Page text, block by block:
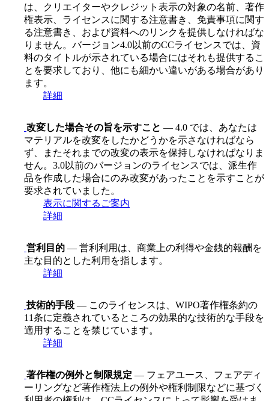
は、クリエイターやクレジット表示の対象の名前、著作
権表示、ライセンスに関する注意書き、免責事項に関す
る注意書き、および資料へのリンクを提供しなければな
りません。バージョン4.0以前のCCライセンスでは、資
料のタイトルが示されている場合にはそれも提供するこ
とを要求しており、他にも細かい違いがある場合があり
ます。
詳細
改変した場合その旨を示すこと — 4.0 では、あなたは
マテリアルを改変をしたかどうかを示さなければなら
ず、またそれまでの改変の表示を保持しなければなりま
せん。3.0以前のバージョンのライセンスでは、派生作
品を作成した場合にのみ改変があったことを示すことが
要求されていました。
表示に関するご案内
詳細
営利目的 — 営利利用は、商業上の利得や金銭的報酬を
主な目的とした利用を指します。
詳細
技術的手段 — このライセンスは、WIPO著作権条約の
11条に定義されているところの効果的な技術的な手段を
適用することを禁じています。
詳細
著作権の例外と制限規定 — フェアユース、フェアディ
ーリングなど著作権法上の例外や権利制限などに基づく